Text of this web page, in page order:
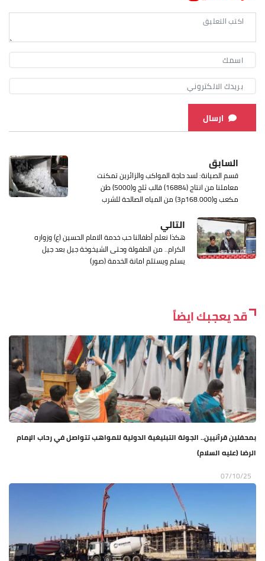
ارسال
السابق
قسم الصيانة: لسد حاجة المواكب والزائرين تمكنت
معاملنا من انتاج (16884) قالب ثلج و(5000) طن
مكعب و(168.000م3) من المياه الصالحة للشرب
التالي
هكذا نعلم أطفالنا حب خدمة الامام الحسين (ع) وزواره
الكرام.. من الطفولة وحتى الشيخوخة جيل بعد جيل
يسلم ويستلم امانة الخدمة (صور)
قد يعجبك ايضاً
بمحفلين قرآنيين.. الجولة التبليغية الدولية للمواهب تتواصل في رحاب الإمام
الرضا (عليه السلام)
07/10/25